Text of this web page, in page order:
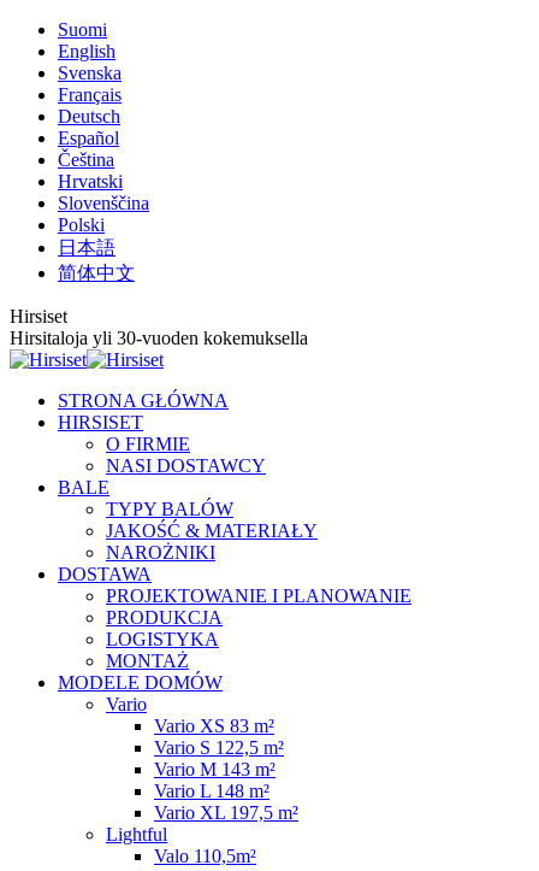
Przewiń
zawartości
Suomi
English
Svenska
Français
Deutsch
Español
Čeština
Hrvatski
Slovenščina
Polski
日本語
简体中文
Hirsiset
Hirsitaloja yli 30-vuoden kokemuksella
STRONA GŁÓWNA
HIRSISET
O FIRMIE
NASI DOSTAWCY
BALE
TYPY BALÓW
JAKOŚĆ & MATERIAŁY
NAROŻNIKI
DOSTAWA
PROJEKTOWANIE I PLANOWANIE
PRODUKCJA
LOGISTYKA
MONTAŻ
MODELE DOMÓW
Vario
Vario XS 83 m²
Vario S 122,5 m²
Vario M 143 m²
Vario L 148 m²
Vario XL 197,5 m²
Lightful
Valo 110,5m²